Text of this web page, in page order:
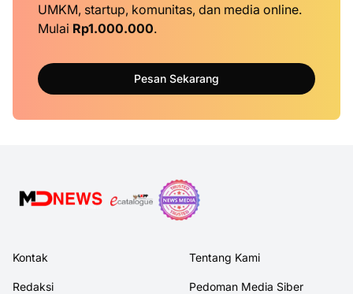
UMKM, startup, komunitas, dan media online.
Mulai Rp1.000.000.
Pesan Sekarang
Kontak Tentang Kami
Redaksi Pedoman Media Siber